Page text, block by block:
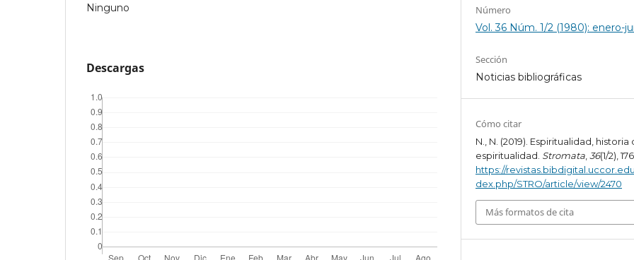
Ninguno
Descargas
Número
Vol. 36 Núm. 1/2 (1980): enero-
Sección
Noticias bibliográficas
Cómo citar
N., N. (2019). Espiritualidad, historia
espiritualidad. Stromata ,36(1/2),
https://
dex.php/STRO/article/view/2470
Más formatos de cita